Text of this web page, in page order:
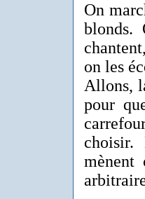
On
blonds.
on les
Allons,
pour
choisir.
mènent